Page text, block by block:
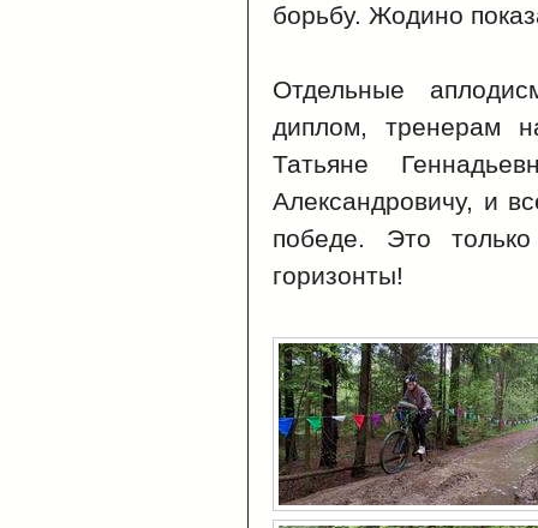
борьбу. Жодино
Отдельные
диплом, тренерам
Татьяне
Александровичу, и
победе. Это
горизонты!